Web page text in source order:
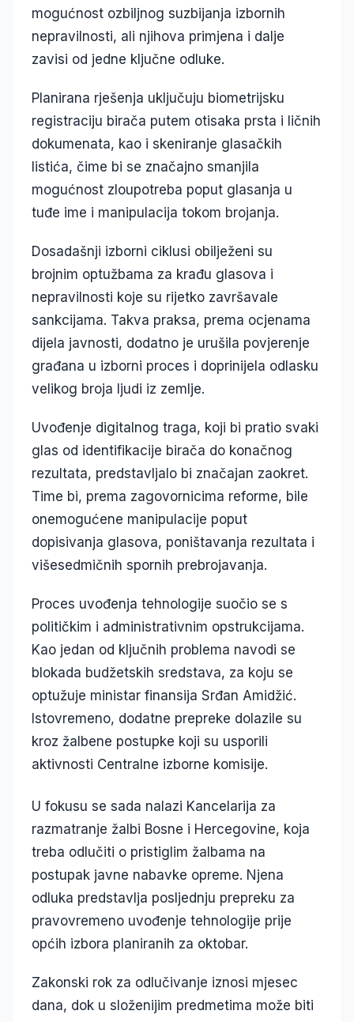
mogućnost ozbiljnog suzbijanja izbornih
nepravilnosti, ali njihova primjena i dalje
zavisi od jedne ključne odluke.
Planirana rješenja uključuju biometrijsku
registraciju birača putem otisaka prsta i ličnih
dokumenata, kao i skeniranje glasačkih
listića, čime bi se značajno smanjila
mogućnost zloupotreba poput glasanja u
tuđe ime i manipulacija tokom brojanja.
Dosadašnji izborni ciklusi obilježeni su
brojnim optužbama za krađu glasova i
nepravilnosti koje su rijetko završavale
sankcijama. Takva praksa, prema ocjenama
dijela javnosti, dodatno je urušila povjerenje
građana u izborni proces i doprinijela odlasku
velikog broja ljudi iz zemlje.
Uvođenje digitalnog traga, koji bi pratio svaki
glas od identifikacije birača do konačnog
rezultata, predstavljalo bi značajan zaokret.
Time bi, prema zagovornicima reforme, bile
onemogućene manipulacije poput
dopisivanja glasova, poništavanja rezultata i
višesedmičnih spornih prebrojavanja.
Proces uvođenja tehnologije suočio se s
političkim i administrativnim opstrukcijama.
Kao jedan od ključnih problema navodi se
blokada budžetskih sredstava, za koju se
optužuje ministar finansija Srđan Amidžić.
Istovremeno, dodatne prepreke dolazile su
kroz žalbene postupke koji su usporili
aktivnosti Centralne izborne komisije.
U fokusu se sada nalazi Kancelarija za
razmatranje žalbi Bosne i Hercegovine, koja
treba odlučiti o pristiglim žalbama na
postupak javne nabavke opreme. Njena
odluka predstavlja posljednju prepreku za
pravovremeno uvođenje tehnologije prije
općih izbora planiranih za oktobar.
Zakonski rok za odlučivanje iznosi mjesec
dana, dok u složenijim predmetima može biti